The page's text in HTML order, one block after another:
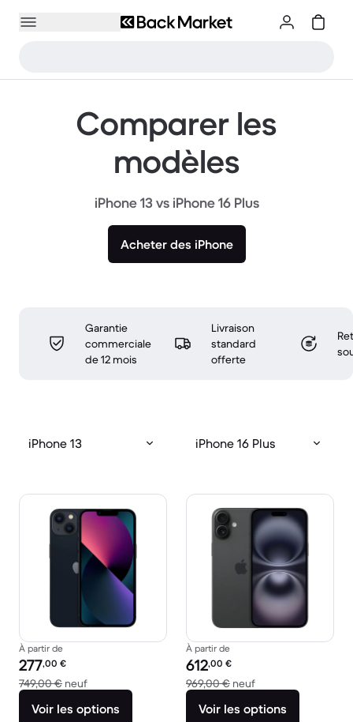
Comparer les
modèles
iPhone 13 vs iPhone 16 Plus
Acheter des iPhone
Garantie
commerciale
de 12 mois
Livraison
standard
offerte
iPhone 13 iPhone 16 Plus
À partir de
Prix reconditionné :
277,00 €
749,00 € neufcontre 749,00 € neuf
Voir les options
À partir de
Prix reconditionné :
612,00 €
969,00 € neufcontre 969,00 €
Voir les options